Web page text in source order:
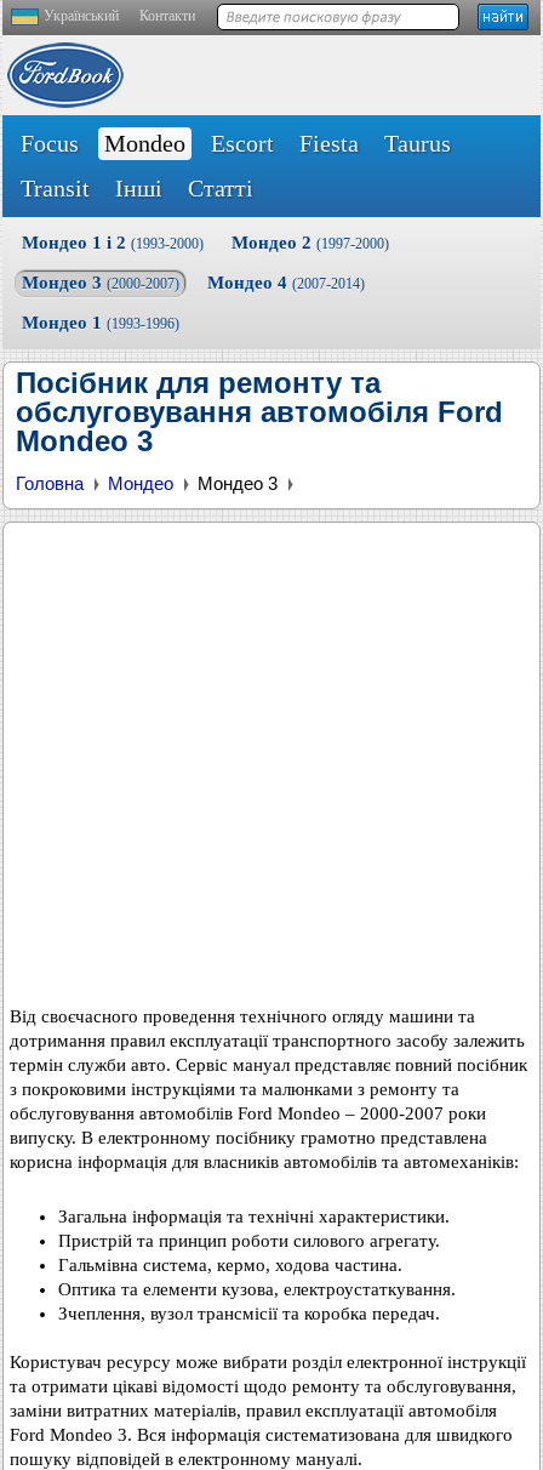
Український Контакти
Focus Mondeo Escort Fiesta
Taurus
Transit
Інші Статті
Мондео 1 і 2 (1993-2000) Мондео 2 (1997-2000)
Мондео 3 (2000-2007) Мондео 4 (2007-2014)
Мондео 1 (1993-1996)
Посібник для ремонту та
обслуговування автомобіля Ford
Mondeo 3
Головна Мондео Мондео 3
Від своєчасного проведення технічного огляду машини та
дотримання правил експлуатації транспортного засобу залежить
термін служби авто. Сервіс мануал представляє повний посібник
з покроковими інструкціями та малюнками з ремонту та
обслуговування автомобілів Ford Mondeo – 2000-2007 роки
випуску. В електронному посібнику грамотно представлена ​​
корисна інформація для власників автомобілів та автомеханіків:
Загальна інформація та технічні характеристики.
Пристрій та принцип роботи силового агрегату.
Гальмівна система, кермо, ходова частина.
Оптика та елементи кузова, електроустаткування.
Зчеплення, вузол трансмісії та коробка передач.
Користувач ресурсу може вибрати розділ електронної інструкції
та отримати цікаві відомості щодо ремонту та обслуговування,
заміни витратних матеріалів, правил експлуатації автомобіля
Ford Mondeo 3. Вся інформація систематизована для швидкого
пошуку відповідей в електронному мануалі.